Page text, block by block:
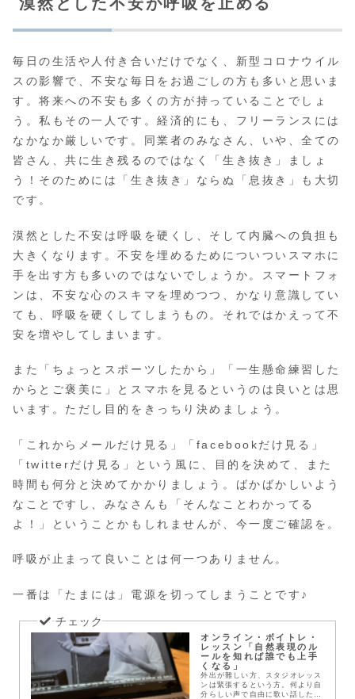
毎日の生活や人付き合いだけでなく、新型コロナウイル
スの影響で、不安な毎日をお過ごしの方も多いと思いま
す。将来への不安も多くの方が持っていることでしょ
う。私もその一人です。経済的にも、フリーランスには
なかなか厳しいです。同業者のみなさん、いや、全ての
皆さん、共に生き残るのではなく「生き抜き」ましょ
う！そのためには「生き抜き」ならぬ「息抜き」も大切
です。
漠然とした不安は呼吸を硬くし、そして内臓への負担も
大きくなります。不安を埋めるためについついスマホに
手を出す方も多いのではないでしょうか。スマートフォ
ンは、不安な心のスキマを埋めつつ、かなり意識してい
ても、呼吸を硬くしてしまうもの。それではかえって不
安を増やしてしまいます。
また「ちょっとスポーツしたから」「一生懸命練習した
からとご褒美に」とスマホを見るというのは良いとは思
います。ただし目的をきっちり決めましょう。
「これからメールだけ見る」「facebookだけ見る」
「twitterだけ見る」という風に、目的を決めて、また
時間も何分と決めてかかりましょう。ばかばかしいよう
なことですし、みなさんも「そんなことわかってる
よ！」ということかもしれませんが、今一度ご確認を。
呼吸が止まって良いことは何一つありません。
一番は「たまには」電源を切ってしまうことです♪
オンライン・ボイトレ・
レッスン「自然表現のル
ールを知れば誰でも上手
くなる」
外出が難しい方、スタジオレッス
ンは緊張するという方。何より自
分らしい声で自由に歌い話したい